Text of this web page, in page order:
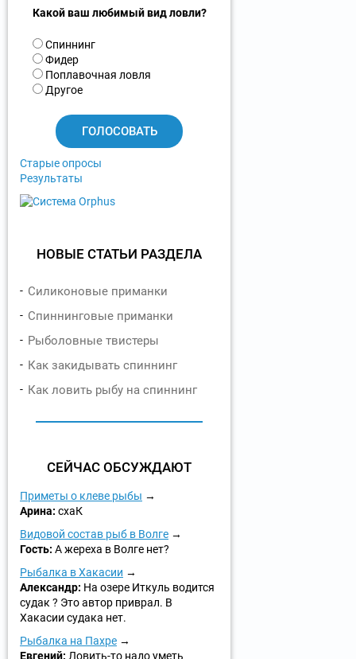
Какой ваш любимый вид ловли?
В
а
р
и
Спиннинг
Фидер
Поплавочная ловля
Другое
Старые опросы
Результаты
НОВЫЕ СТАТЬИ РАЗДЕЛА
Силиконовые приманки
Спиннинговые приманки
Рыболовные твистеры
Как закидывать спиннинг
Как ловить рыбу на спиннинг
СЕЙЧАС ОБСУЖДАЮТ
Приметы о клеве рыбы
Арина: схаК
Видовой состав рыб в Волге
Гость: А жереха в Волге нет?
Рыбалка в Хакасии
Александр: На озере Иткуль водится
судак ? Это автор приврал. В
Хакасии судака нет.
Рыбалка на Пахре
Евгений: Ловить-то надо уметь